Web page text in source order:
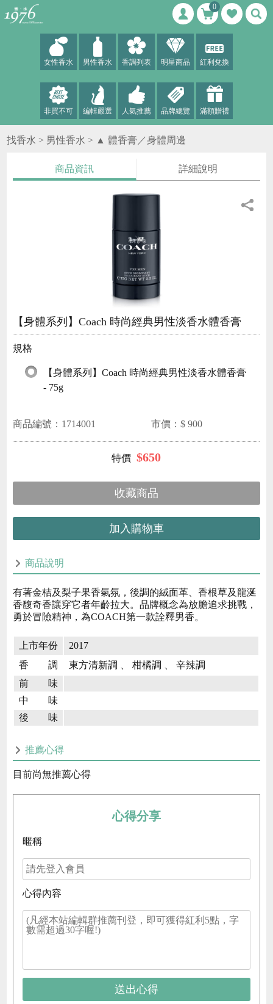
0
女性香水 男性香水 香調列表 明星商品 紅利兌換
非買不可 編輯嚴選 人氣推薦 品牌總覽 滿額贈禮
找香水 > 男性香水 > ▲ 體香膏／身體周邊
商品資訊 詳細說明
【身體系列】Coach 時尚經典男性淡香水體香膏
規格
【身體系列】Coach 時尚經典男性淡香水體香膏
- 75g
商品編號： 1714001 市價：$900
$650
收藏商品
加入購物車
商品說明
有著金桔及梨子果香氣氛，後調的絨面革、香根草及龍涎
香馥奇香讓穿它者年齡拉大。品牌概念為放膽追求挑戰，
勇於冒險精神，為COACH第一款詮釋男香。
上市年份
2017
香 調
東方清新調 、 柑橘調 、 辛辣調
前 味
中 味
後 味
推薦心得
目前尚無推薦心得
心得分享
暱稱
心得內容
送出心得